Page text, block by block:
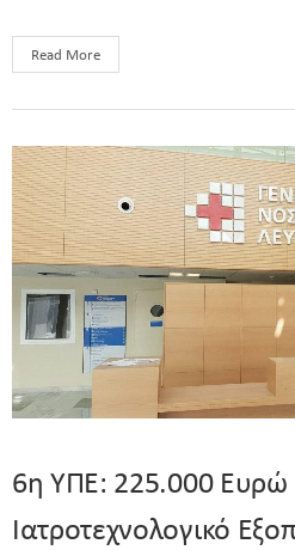
Read More
6η ΥΠΕ: 225.000 Ευρώ
Ιατροτεχνολογικό